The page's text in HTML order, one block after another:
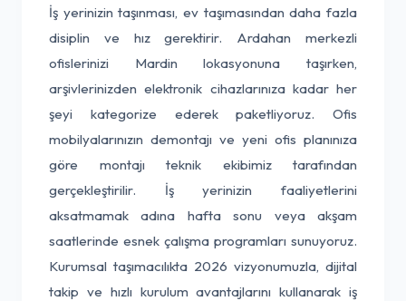
İş yerinizin taşınması, ev taşımasından daha fazla
disiplin ve hız gerektirir. Ardahan merkezli
ofislerinizi Mardin lokasyonuna taşırken,
arşivlerinizden elektronik cihazlarınıza kadar her
şeyi kategorize ederek paketliyoruz. Ofis
mobilyalarınızın demontajı ve yeni ofis planınıza
göre montajı teknik ekibimiz tarafından
gerçekleştirilir. İş yerinizin faaliyetlerini
aksatmamak adına hafta sonu veya akşam
saatlerinde esnek çalışma programları sunuyoruz.
Kurumsal taşımacılıkta 2026 vizyonumuzla, dijital
takip ve hızlı kurulum avantajlarını kullanarak iş